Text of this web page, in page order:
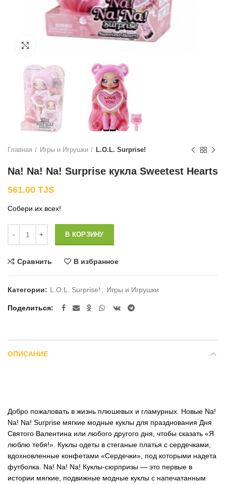
Главная Игры и Игрушки L.O.L. Surprise!
Na! Na! Na! Surprise кукла Sweetest Hearts
561.00 TJS
Собери их всех!
В КОРЗИНУ
Сравнить В избранное
Категории: L.O.L. Surprise! Игры и Игрушки
Поделиться
ОПИСАНИЕ
Добро пожаловать в жизнь плюшевых и гламурных. Новые Nа!
Nа! Na! Surprise мягкие модные куклы для празднования Дня
Святого Валентина или любого другого дня, чтобы сказать «Я
люблю тебя!». Куклы одеты в стеганые платья с сердечками,
вдохновленные конфетами «Сердечки», под которыми надета
футболка. Nа! Nа! Na! Куклы-сюрпризы — это первые в
истории мягкие, подвижные модные куклы с напечатанным